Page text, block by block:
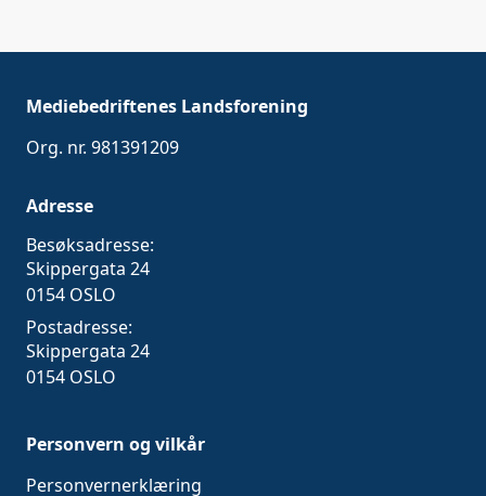
Mediebedriftenes Landsforening
Org. nr. 981391209
Adresse
Besøksadresse:
Skippergata 24
0154 OSLO
Postadresse:
Skippergata 24
0154 OSLO
Personvern og vilkår
Personvernerklæring